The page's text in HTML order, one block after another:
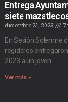
Entrega
siete
diciembre 21, 2023
En Sesión Solemne
regidores
2023 a un joven
Ver más »